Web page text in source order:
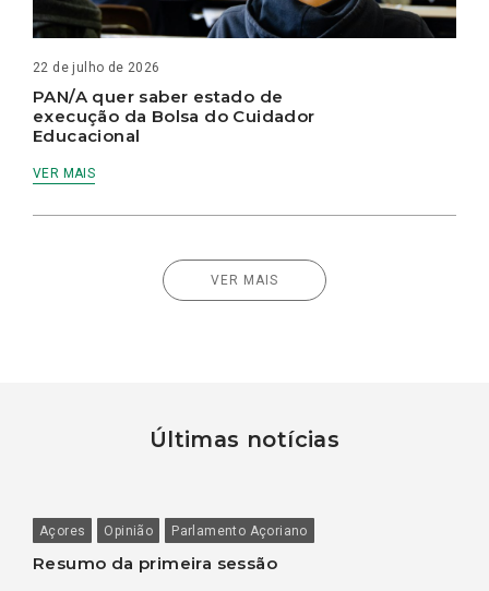
22 de julho de 2026
PAN/A quer saber estado de
execução da Bolsa do Cuidador
Educacional
VER MAIS
VER MAIS
Últimas notícias
Açores Opinião Parlamento Açoriano
Resumo da primeira sessão